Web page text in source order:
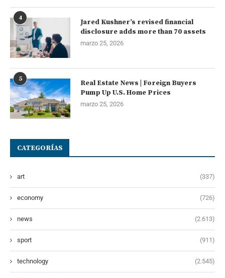
4
Jared Kushner’s revised financial
disclosure adds more than 70 assets
marzo 25, 2026
5
Real Estate News | Foreign Buyers
Pump Up U.S. Home Prices
marzo 25, 2026
CATEGORÍAS
art (337)
economy (726)
news (2.613)
sport (911)
technology (2.545)